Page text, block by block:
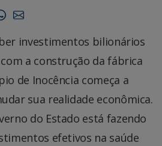
investimentos bilionários
a construção da fábrica
de Inocência começa a
sua realidade econômica.
do Estado está fazendo
efetivos na saúde